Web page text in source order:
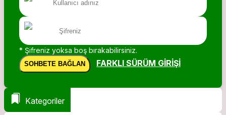
* Şifreniz yoksa boş bırakabilirsiniz.
SOHBETE BAĞLAN FARKLI SÜRÜM GIRIŞI
Kategoriler